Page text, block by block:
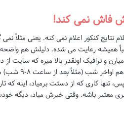
فاش نمی کند!
کنکور اعلام نمی کنه. یعنی مثلاً نمی
همیشه رعایت می شده. دلیلش هم
و ترافیک اونقدر بالا میره که سایت
میشه. برای همین، معمولاً نتایج
تنها کاری که از دستت برمیاد، اینه که
معتبر باشه. وقتی خبرش میاد، دیگه